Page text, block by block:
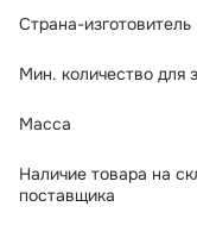
Страна-изготовитель
Мин. количество для
Масса
Наличие товара на
поставщика